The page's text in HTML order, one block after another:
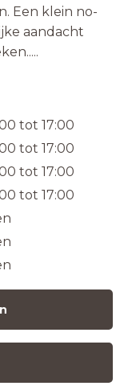
Een klein no-
aandacht
tot 17:00
tot 17:00
tot 17:00
tot 17:00